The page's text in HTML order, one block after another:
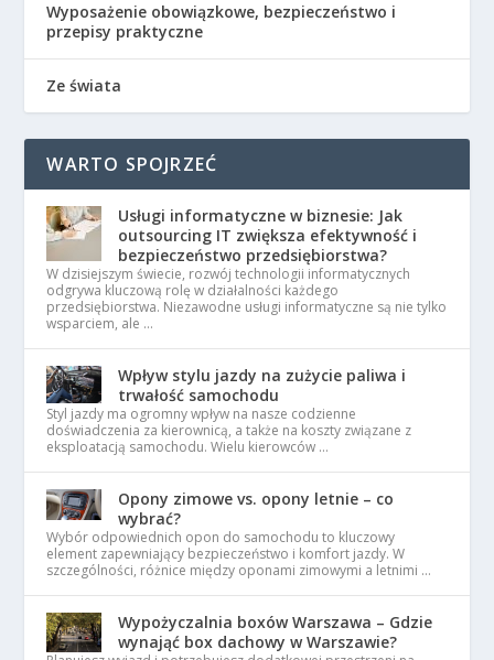
Wyposażenie obowiązkowe, bezpieczeństwo i
przepisy praktyczne
Ze świata
WARTO SPOJRZEĆ
Usługi informatyczne w biznesie: Jak
outsourcing IT zwiększa efektywność i
bezpieczeństwo przedsiębiorstwa?
W dzisiejszym świecie, rozwój technologii informatycznych
odgrywa kluczową rolę w działalności każdego
przedsiębiorstwa. Niezawodne usługi informatyczne są nie tylko
wsparciem, ale …
Wpływ stylu jazdy na zużycie paliwa i
trwałość samochodu
Styl jazdy ma ogromny wpływ na nasze codzienne
doświadczenia za kierownicą, a także na koszty związane z
eksploatacją samochodu. Wielu kierowców …
Opony zimowe vs. opony letnie – co
wybrać?
Wybór odpowiednich opon do samochodu to kluczowy
element zapewniający bezpieczeństwo i komfort jazdy. W
szczególności, różnice między oponami zimowymi a letnimi …
Wypożyczalnia boxów Warszawa – Gdzie
wynająć box dachowy w Warszawie?